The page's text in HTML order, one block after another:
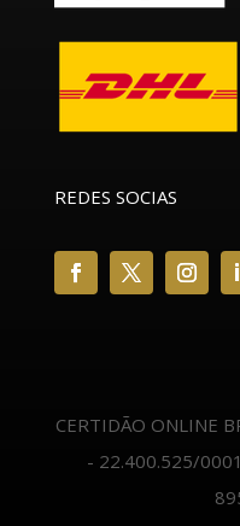
REDES SOCIAS
CERTIDÃO ONLINE
- 22.400.525/